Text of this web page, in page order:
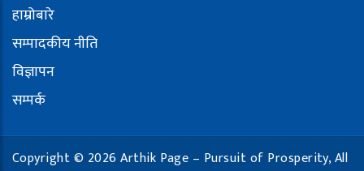
हाम्रोबारे
सम्पादकीय नीति
विज्ञापन
सम्पर्क
Copyright © 2026 Arthik Page – Pursuit of Prosperity, All